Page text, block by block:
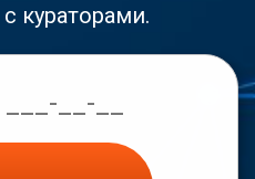
кураторами.